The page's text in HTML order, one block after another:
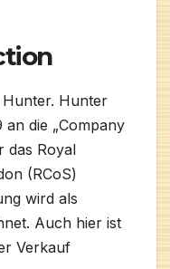
Hunter
die „Company
das Royal
(RCoS)
wird als
Auch hier ist
Verkauf